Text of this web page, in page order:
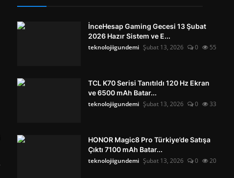
İnceHesap Gaming Gecesi 13 Şubat
2026 Hazır Sistem ve E...
teknolojiigundemi Şubat 13, 2026 0 55
TCL K70 Serisi Tanıtıldı 120 Hz Ekran
ve 6500 mAh Batar...
teknolojiigundemi Şubat 13, 2026 0 33
HONOR Magic8 Pro Türkiye’de Satışa
Çıktı 7100 mAh Batar...
teknolojiigundemi Şubat 13, 2026 0 20